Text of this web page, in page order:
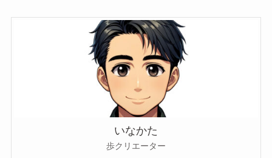
いなかた
歩クリエーター